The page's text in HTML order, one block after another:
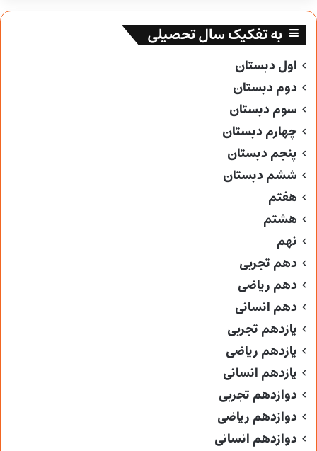
به تفکیک سال تحصیلی
اول دبستان
دوم دبستان
سوم دبستان
چهارم دبستان
پنجم دبستان
ششم دبستان
هفتم
هشتم
نهم
دهم تجربی
دهم ریاضی
دهم انسانی
یازدهم تجربی
یازدهم ریاضی
یازدهم انسانی
دوازدهم تجربی
دوازدهم ریاضی
دوازدهم انسانی